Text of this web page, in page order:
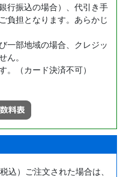
行振込の場合）、代引き手
負担となります。あらかじ
一部地域の場合、クレジッ
ん。
（カード決済不可）
込）ご注文された場合は、